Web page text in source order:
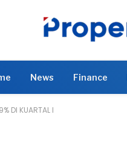
News Finance
DI KUARTAL I